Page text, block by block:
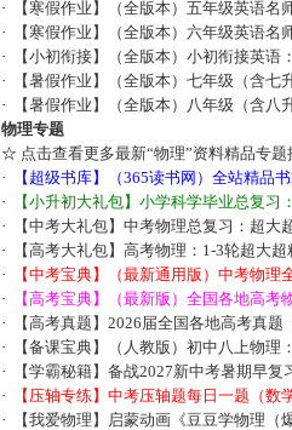
·
【寒假作业】（全版本）五年级英语名
·
【寒假作业】（全版本）六年级英语名
·
【小初衔接】（全版本）小初衔接英语
·
【暑假作业】（全版本）七年级（含七
·
【暑假作业】（全版本）八年级（含八
物理专题
☆ 点击查看更多最新“物理”资料精品专题
·
【超级书库】（365读书网）全站精品
·
【小升初大礼包】小学科学毕业总复习
·
【中考大礼包】中考物理总复习：超大
·
【高考大礼包】高考物理：1-3轮超大
·
【中考宝典】（最新通用版）中考物理
·
【高考宝典】（最新版）全国各地高考
·
【高考真题】2026届全国各地高考真题
·
【备课宝典】（人教版）初中八上物理
·
【学霸秘籍】备战2027新中考暑期早
·
【压轴专练】中考压轴题每日一题（数
·
【我爱物理】启蒙动画《豆豆学物理（